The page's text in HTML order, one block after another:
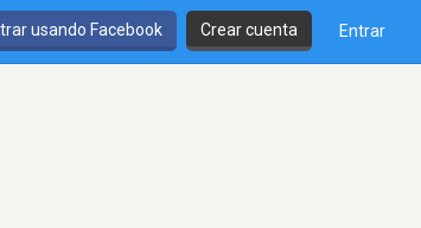
usando Facebook Crear cuenta Entrar